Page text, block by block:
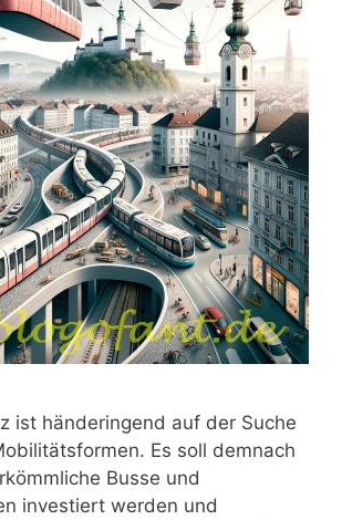
ist händeringend auf der Suche
Es soll demnach
Busse und
investiert werden und